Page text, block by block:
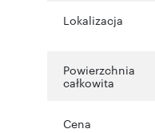
Lokalizacja
Powierzchnia
całkowita
Cena